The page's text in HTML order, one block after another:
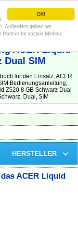
OK!
Außerdem geben wir
für soziale Medien,
Anleitung!
ACER Liquid
Dual SIM
für den Einsatz, ACER
Bedienungsanleitung,
Z520 8 GB Schwarz Dual
Dual, SIM
HERSTELLER
ACER Liquid